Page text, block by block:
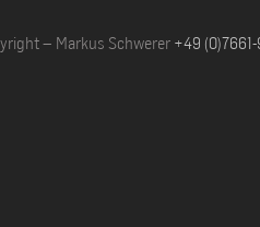
– Markus Schwerer +49